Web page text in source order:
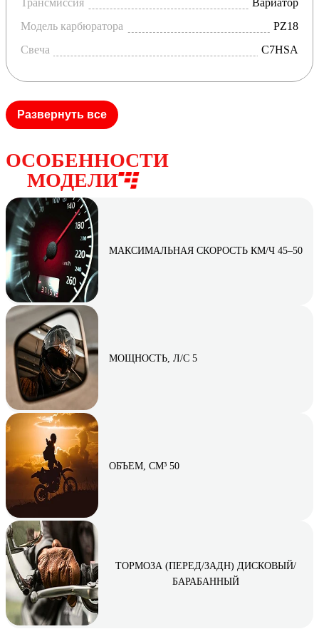
Модель карбюратора
PZ18
Свеча
C7HSA
Развернуть все
ОСОБЕННОСТИ
МОДЕЛИ
МАКСИМАЛЬНАЯ СКОРОСТЬ КМ/Ч 45–50
МОЩНОСТЬ, Л/С 5
ОБЪЕМ, СМ³ 50
ТОРМОЗА (ПЕРЕД/ЗАДН) ДИСКОВЫЙ/
БАРАБАННЫЙ